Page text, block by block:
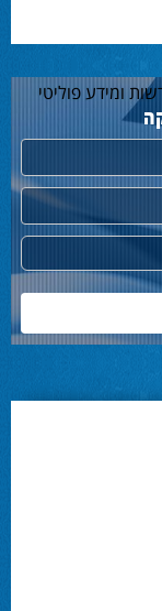
ומידע פוליטי